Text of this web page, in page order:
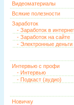
Видеоматериалы
Всякие полезности
Заработок
- Заработок в
- Заработок на сайте
- Электронные деньги
Интервью с профи
- Интервью
- Подкаст (аудио)
Новичку